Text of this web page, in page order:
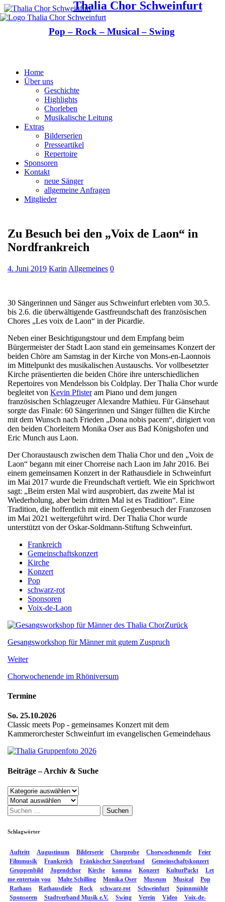
Thalia Chor Schweinfurt
Pop – Rock – Musical – Swing
Home
Über uns
Geschichte
Highlights
Chorleben
Musikalische Leitung
Extras
Bilderserien
Presseartikel
Repertoire
Sponsoren
Kontakt
neue Sänger
allgemeine Anfragen
Mitglieder
Zu Besuch bei den „Voix de Laon“ in
Nordfrankreich
4. Juni 2019 Karin Allgemeines 0
30 Sängerinnen und Sänger aus Schweinfurt erlebten vom 30.5.
bis 2.6. die überwältigende Gastfreundschaft des französischen
Chores „Les voix de Laon“ in der Picardie.
Neben einer Besichtigungstour und dem Empfang beim
Bürgermeister der Stadt Laon stand ein gemeinsames Konzert der
beiden Chöre am Samstag in der Kirche von Mons-en-Laonnois
im Mittelpunkt des musikalischen Austauschs. Vor vollbesetzter
Kirche präsentierten die beiden Chöre ihre unterschiedlichen
Repertoires von Mendelsson bis Coldplay. Der Thalia Chor wurde
begleitet von Kevin Pfisteram Piano und dem jungen
französischen Schlagzeuger Alexandre Mathieu. Für Gänsehaut
sorgte das Finale: 60 Sängerinnen und Sänger füllten die Kirche
mit dem Wunsch nach Frieden „Dona nobis pacem“, dirigiert von
den beiden Chorleitern Monika Oser aus Bad Königshofen und
Eric Munch aus Laon.
Der Choraustausch zwischen dem Thalia Chor und den „Voix de
Laon“ begann mit einer Chorreise nach Laon im Jahr 2016. Bei
einem gemeinsamen Konzert in der Rathausdiele in Schweinfurt
im Mai 2017 wurde die Freundschaft vertieft. Wie ein Sprichwort
sagt: „Beim ersten Mal wird ausprobiert, das zweite Mal ist
Wiederholung, aber beim dritten Mal ist es Tradition“. Eine
Tradition, die hoffentlich mit einem Gegenbesuch der Franzosen
im Mai 2021 weitergeführt wird. Der Thalia Chor wurde
unterstützt von der Oskar-Soldmann-Stiftung Schweinfurt.
Frankreich
Gemeinschaftskonzert
Kirche
Konzert
Pop
schwarz-rot
Sponsoren
Voix-de-Laon
Zurück
Gesangsworkshop für Männer mit gutem Zuspruch
Weiter
Chorwochenende im Rhöniversum
Termine
So. 25.10.2026
Classic meets Pop - gemeinsames Konzert mit dem
Kammerorchester Schweinfurt im evangelischen Gemeindehaus
Beiträge – Archiv & Suche
Beiträge
–
Archiv
&
Archiv
Suchen
nach:
Schlagwörter
Auftritt Augustinum Bilderserie Chorprobe Chorwochenende
Feier
Filmmusik
Frankreich Fränkischer Sängerbund
Gemeinschaftskonzert
Gruppenbild
Jugendchor Kirche komma Konzert KulturPackt
Let
me entertain you
Malte Schilling Monika Oser Museum Musical
Pop
Rathaus
Rathausdiele Rock schwarz-rot Schweinfurt
Spinnmühle
Sponsoren
Stadtverband Musik e.V. Swing Verein Video Voix-de-